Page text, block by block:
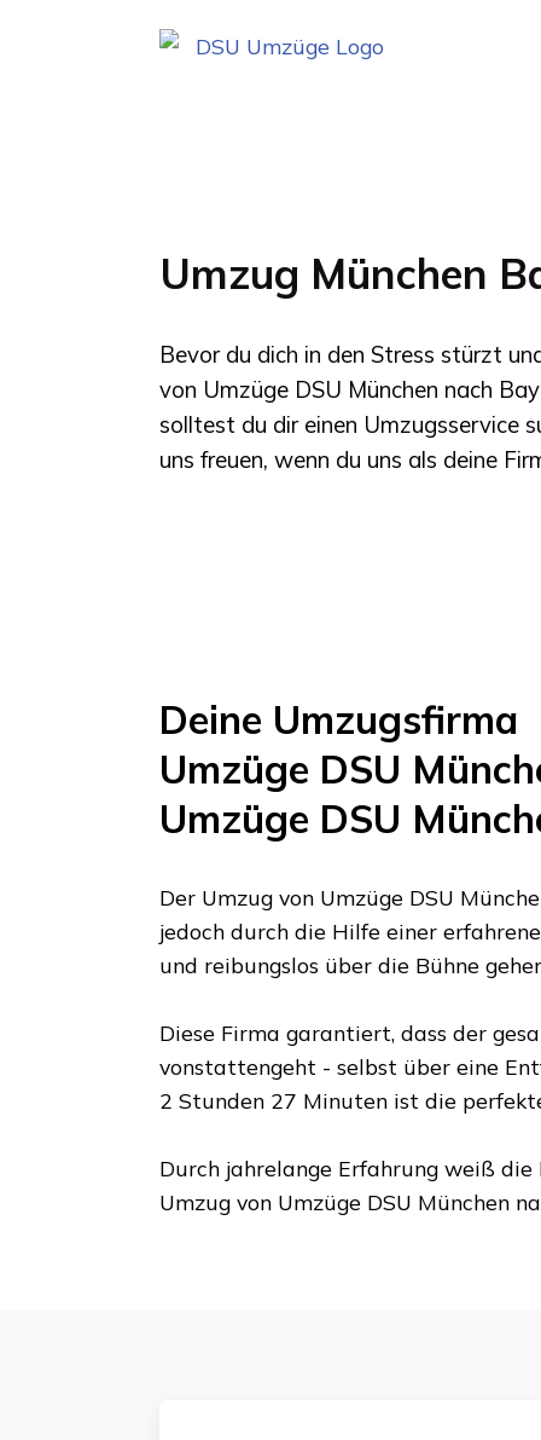
Umzug München
Bevor du dich in den Stress stürzt
von Umzüge DSU München nach
solltest du dir einen Umzugsservice
uns freuen, wenn du uns als deine
Deine Umzugsfirma
Umzüge DSU
Umzüge DSU
Der Umzug von Umzüge DSU
jedoch durch die Hilfe einer
und reibungslos über die Bühne
Diese Firma garantiert, dass der
vonstattengeht - selbst über eine
2 Stunden 27 Minuten ist die
Durch jahrelange Erfahrung weiß
Umzug von Umzüge DSU München